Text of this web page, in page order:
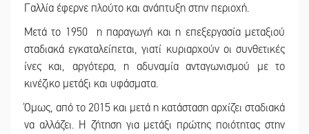
Γαλλία έφερνε πλούτο και ανάπτυξη στην περιοχή.
Μετά το 1950 η παραγωγή και η επεξεργασία μεταξιού
σταδιακά εγκαταλείπεται, γιατί κυριαρχούν οι συνθετικές
ίνες και, αργότερα, η αδυναμία ανταγωνισμού με το
κινέζικο μετάξι και υφάσματα.
Όμως, από το 2015 και μετά η κατάσταση αρχίζει σταδιακά
να αλλάζει. Η ζήτηση για μετάξι πρώτης ποιότητας στην